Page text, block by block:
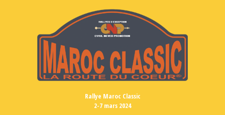
Rallye Maroc Classic
2-7 mars 2024